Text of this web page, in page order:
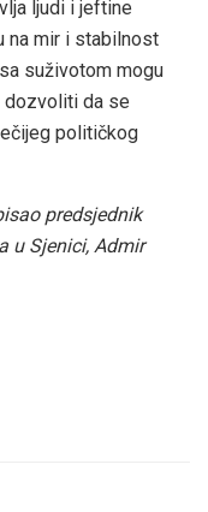
ljudi i jeftine
na mir i stabilnost
suživotom mogu
dozvoliti da se
političkog
predsjednik
u Sjenici, Admir